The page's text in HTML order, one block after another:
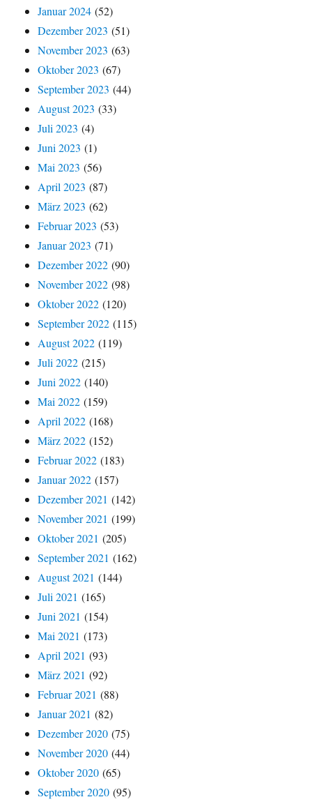
Januar 2024 (52)
Dezember 2023 (51)
November 2023 (63)
Oktober 2023 (67)
September 2023 (44)
August 2023 (33)
Juli 2023 (4)
Juni 2023 (1)
Mai 2023 (56)
April 2023 (87)
März 2023 (62)
Februar 2023 (53)
Januar 2023 (71)
Dezember 2022 (90)
November 2022 (98)
Oktober 2022 (120)
September 2022 (115)
August 2022 (119)
Juli 2022 (215)
Juni 2022 (140)
Mai 2022 (159)
April 2022 (168)
März 2022 (152)
Februar 2022 (183)
Januar 2022 (157)
Dezember 2021 (142)
November 2021 (199)
Oktober 2021 (205)
September 2021 (162)
August 2021 (144)
Juli 2021 (165)
Juni 2021 (154)
Mai 2021 (173)
April 2021 (93)
März 2021 (92)
Februar 2021 (88)
Januar 2021 (82)
Dezember 2020 (75)
November 2020 (44)
Oktober 2020 (65)
September 2020 (95)